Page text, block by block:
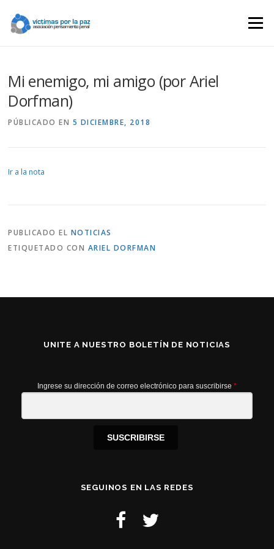
contenido
Menú
Mi enemigo, mi amigo (por Ariel
Dorfman)
PÚBLICADO EN 5 DICIEMBRE, 2018
Ir a la nota
PUBLICADO EL NOTICIAS
ETIQUETADO CON ARIEL DORFMAN
UNITE A NUESTRO BOLETÍN DE NOTICIAS
Ingrese su dirección de correo electrónico para suscribirse *
SUSCRIBIRSE
SEGUINOS EN LAS REDES